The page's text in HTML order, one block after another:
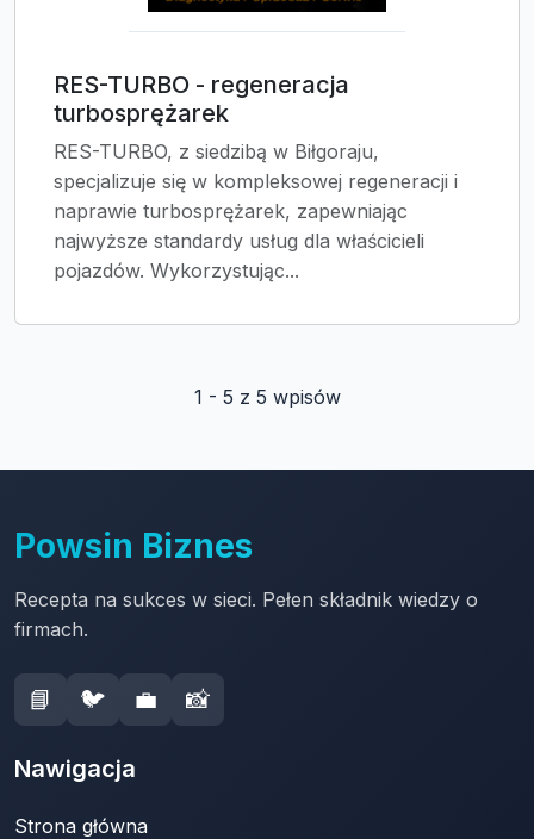
RES-TURBO - regeneracja
turbosprężarek
RES-TURBO, z siedzibą w Biłgoraju,
specjalizuje się w kompleksowej regeneracji i
naprawie turbosprężarek, zapewniając
najwyższe standardy usług dla właścicieli
pojazdów. Wykorzystując...
1 - 5 z 5 wpisów
Powsin Biznes
Recepta na sukces w sieci. Pełen składnik wiedzy o
firmach.
📘 🐦 💼 📸
Nawigacja
Strona główna